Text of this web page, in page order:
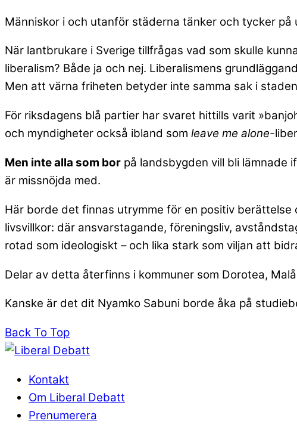
Människor i och utanför städerna tänker och tycker
När lantbrukare i Sverige tillfrågas vad som skulle
liberalism? Både ja och nej. Liberalismens
Men att värna friheten betyder inte samma sak i
För riksdagens blå partier har svaret hittills varit
och myndigheter också ibland som leave me alone-
Men inte alla som bor på landsbygden vill bli lämnade
är missnöjda med.
Här borde det finnas utrymme för en positiv
livsvillkor: där ansvarstagande, föreningsliv,
rotad som ideologiskt – och lika stark som viljan att
Delar av detta återfinns i kommuner som Dorotea,
Kanske är det dit Nyamko Sabuni borde åka på
Back To Top
Kontakt
Om Liberal Debatt
Prenumerera